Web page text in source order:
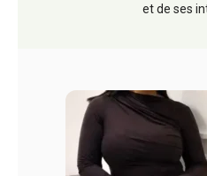
et de ses